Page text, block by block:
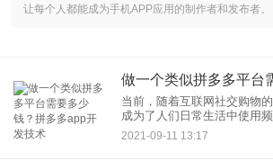
让每个人都能成为手机APP应用的制作者和发布者。
当前，随着互联网社交购物
成为了人们日常生活中使用
响应市场需求，很多商家也
拼多多的拼团软件，那么，
2021-09-11 13:17